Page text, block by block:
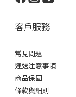
客戶服務
常見問題
運送注意事項
商品保固
條款與細則